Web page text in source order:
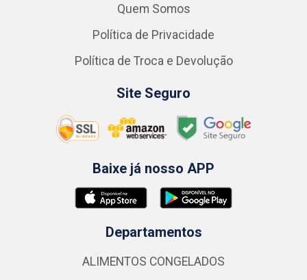
Quem Somos
Política de Privacidade
Política de Troca e Devolução
Site Seguro
Baixe já nosso APP
Departamentos
ALIMENTOS CONGELADOS